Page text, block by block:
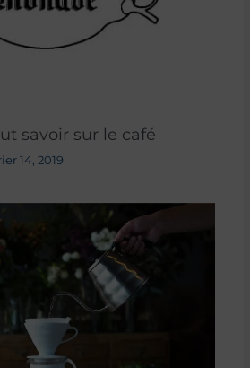
savoir sur le café
14, 2019